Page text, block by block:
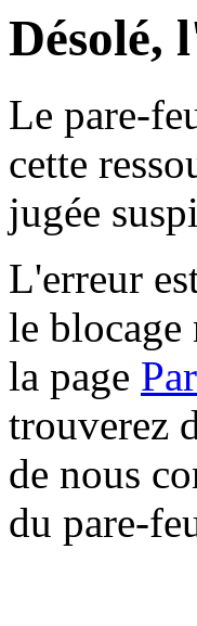
Désolé,
Le pare-
cette
jugée
L'erreur
le blocage
la page
trouverez
de nous
du pare-